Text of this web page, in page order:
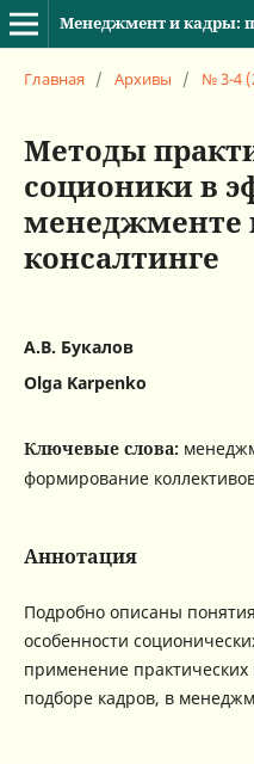
Главная / Архивы / № 3-4
Методы
соционики в
менеджменте
консалтинге
А.В. Букалов
Olga Karpenko
Ключевые слова:
формирование
Аннотация
Подробно описаны
особенности
применение
подборе кадров, в